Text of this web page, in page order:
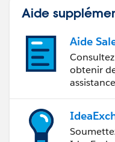
Aide
Aide
obtenir